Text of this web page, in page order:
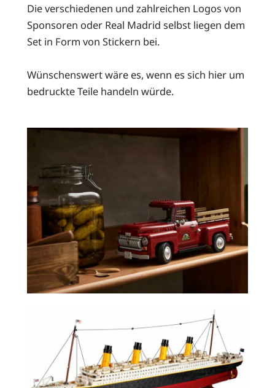
Die verschiedenen und zahlreichen Logos von
Sponsoren oder Real Madrid selbst liegen dem
Set in Form von Stickern bei.
Wünschenswert wäre es, wenn es sich hier um
bedruckte Teile handeln würde.